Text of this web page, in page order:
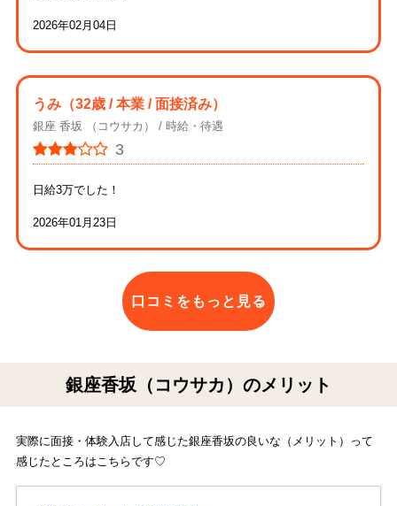
2026年02月04日
うみ （32歳 / 本業 / 面接済み）
銀座 香坂 （コウサカ） 時給・待遇
3
日給3万でした！
2026年01月23日
口コミをもっと見る
銀座香坂（コウサカ）のメリット
実際に面接・体験入店して感じた銀座香坂の良いな（メリット）って
感じたところはこちらです♡